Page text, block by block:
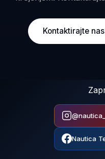
Kontaktirajte nas
Nautica